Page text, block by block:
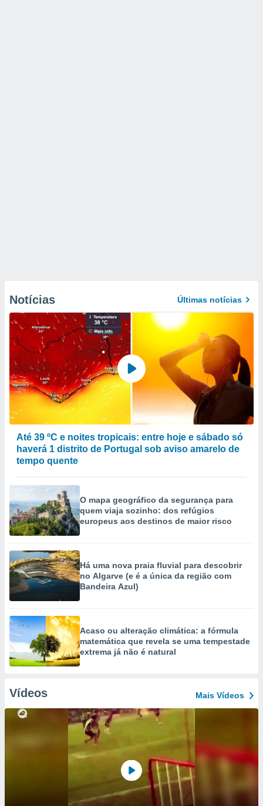
Notícias Últimas notícias
Até 39 ºC e noites tropicais: entre hoje e sábado só
haverá 1 distrito de Portugal sob aviso amarelo de
tempo quente
O mapa geográfico da segurança para
quem viaja sozinho: dos refúgios
europeus aos destinos de maior risco
Há uma nova praia fluvial para descobrir
no Algarve (e é a única da região com
Bandeira Azul)
Acaso ou alteração climática: a fórmula
matemática que revela se uma tempestade
extrema já não é natural
Vídeos Mais Vídeos